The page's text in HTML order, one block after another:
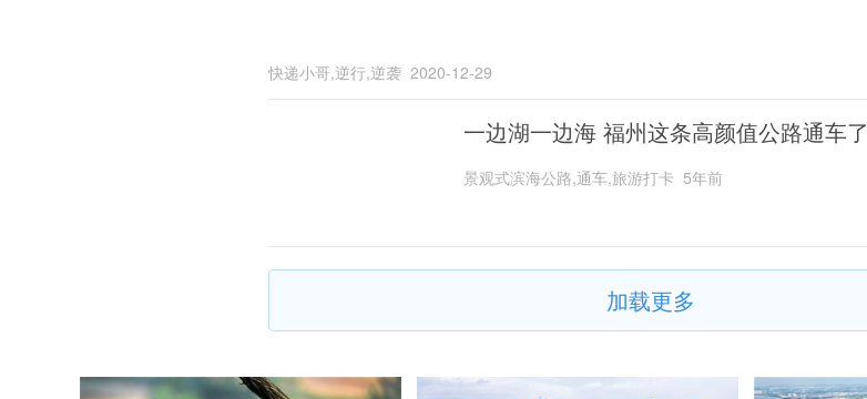
快递小哥,逆行,逆袭 2020-12-29
一边湖一边海 福州这条高颜值公路通车了
景观式滨海公路,通车,旅游打卡 5年前
加载更多